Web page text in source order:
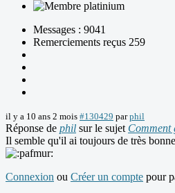
Messages : 9041
Remerciements reçus 259
il y a 10 ans 2 mois #130429 parphil
Réponse de phil sur le sujet Comment
Il semble qu'il ai toujours de très
Connexion ou Créer un compte pour